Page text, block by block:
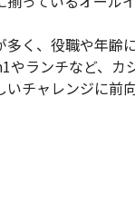
く、役職や年齢
やランチなど、
チャレンジに前